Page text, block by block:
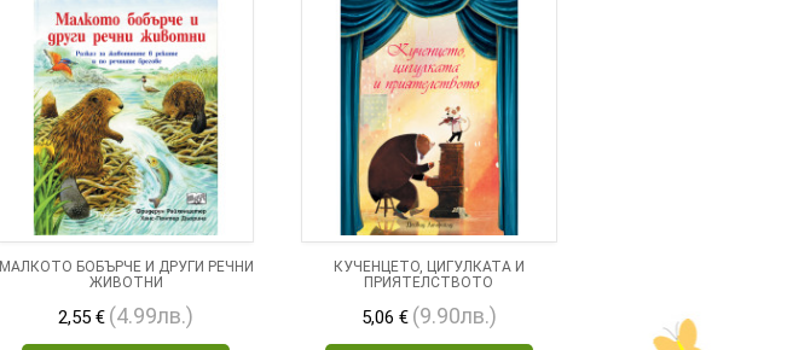
МАЛКОТО БОБЪРЧЕ И ДРУГИ РЕЧНИ
ЖИВОТНИ
2,55 € (4.99лв.)
КУЧЕНЦЕТО, ЦИГУЛКАТА И
ПРИЯТЕЛСТВОТО
5,06 € (9.90лв.)